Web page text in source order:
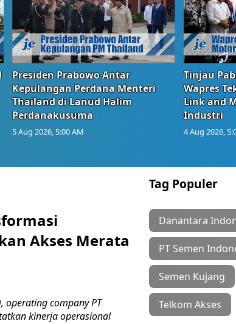
Presiden Prabowo Antar
Kepulangan Perdana Menteri
Thailand di Lanud Halim
Perdanakusuma
5 Aug 2026, 5:00 AM
Tinjau
Wapres
Link and
Industri
4 Aug 2026,
Akses Merata
operating company PT
kinerja operasional
Tag Populer
Danantara
PT Semen
Semen Kujang
Telkom Akses